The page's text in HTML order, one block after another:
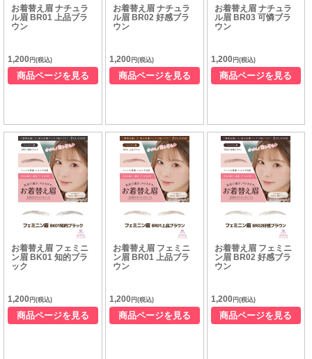
お着替え眉 ナチュラ
ル眉 BR01 上品ブラ
ウン
1,200 円(税込)
商品ページを見る
お着替え眉 ナチュラ
ル眉 BR02 好感ブラ
ウン
1,200円(税込)
商品ページを見る
お着替え眉 ナチュラ
ル眉 BR03 可憐ブラ
ウン
1,200円(税込)
商品ページを見る
お着替え眉 フェミニ
ン眉 BK01 知的ブラ
ック
1,200 円(税込)
商品ページを見る
お着替え眉 フェミニ
ン眉 BR01 上品ブラ
ウン
1,200円(税込)
商品ページを見る
お着替え眉 フェミニ
ン眉 BR02 好感ブラ
ウン
1,200円(税込)
商品ページを見る